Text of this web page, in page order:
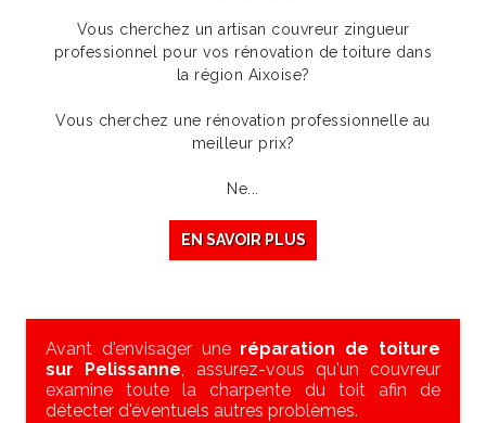
Vous cherchez un artisan couvreur zingueur
professionnel pour vos rénovation de toiture dans
la région Aixoise?
Vous cherchez une rénovation professionnelle au
meilleur prix?
Ne...
EN SAVOIR PLUS
Avant d'envisager une réparation de toiture
sur Pelissanne, assurez-vous qu'un couvreur
examine toute la charpente du toit afin de
détecter d'éventuels autres problèmes.